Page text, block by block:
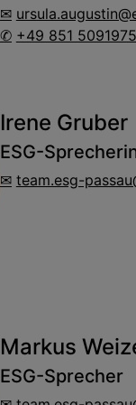
+49 851 5091975
Irene Gruber
ESG-
team.esg-
Markus
ESG-Sprecher